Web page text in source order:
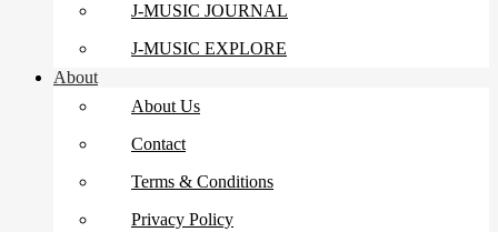
J-MUSIC JOURNAL
J-MUSIC EXPLORE
About
About Us
Contact
Terms & Conditions
Privacy Policy